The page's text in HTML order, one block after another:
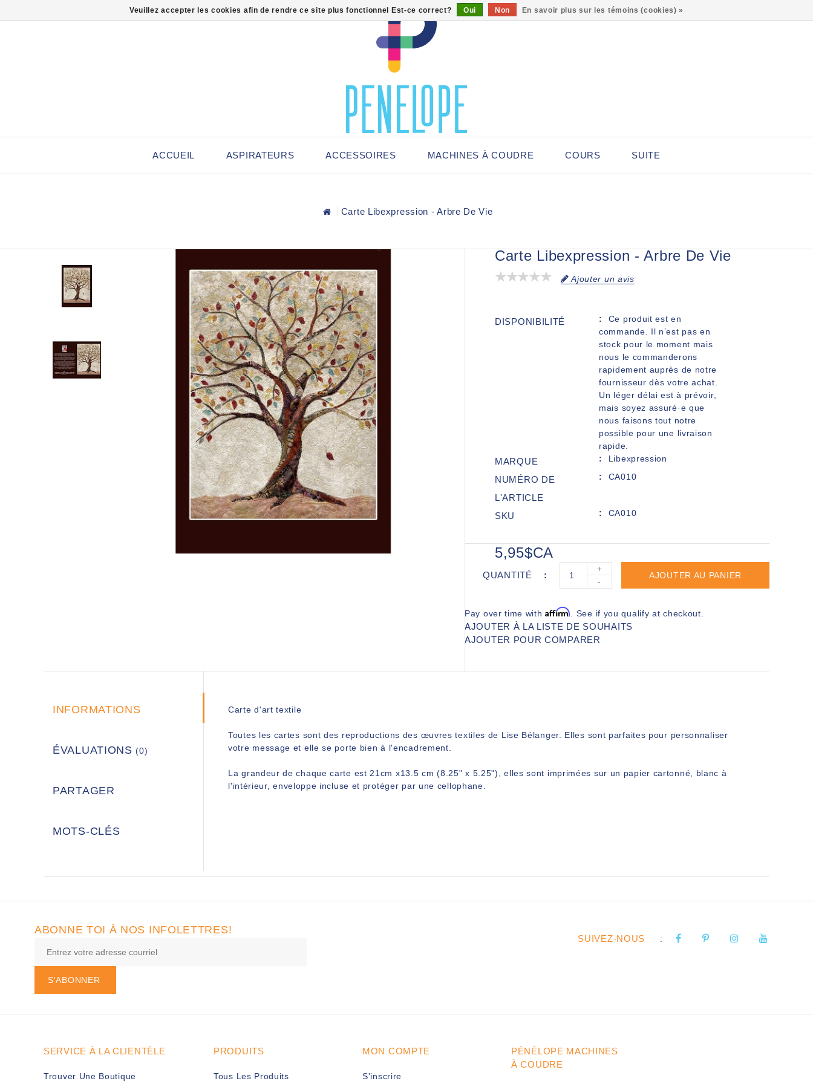
ACCUEIL ASPIRATEURS ACCESSOIRES MACHINES À COUDRE COURS SUITE
Carte Libexpression - Arbre De Vie
Carte Libexpression - Arbre De Vie
Ajouter un avis
DISPONIBILITÉ
Ce produit est en
commande. Il n’est pas en
stock pour le moment mais
nous le commanderons
rapidement auprès de notre
fournisseur dès votre achat.
Un léger délai est à prévoir,
mais soyez assuré·e que
nous faisons tout notre
possible pour une livraison
rapide.
MARQUE Libexpression
NUMÉRO DE
L'ARTICLE
CA010
SKU CA010
5,95$CA
QUANTITÉ
+
-
AJOUTER AU PANIER
Pay over time withAffirm . See if you qualify at checkout.
AJOUTER À LA LISTE DE SOUHAITS
AJOUTER POUR COMPARER
INFORMATIONS
ÉVALUATIONS(0)
PARTAGER
MOTS-CLÉS
Carte d'art textile
Toutes les cartes sont des reproductions des œuvres textiles de Lise Bélanger. Elles sont parfaites pour personnaliser
votre message et elle se porte bien à l'encadrement.
La grandeur de chaque carte est 21cm x13.5 cm (8.25" x 5.25"), elles sont imprimées sur un papier cartonné, blanc à
l'intérieur, enveloppe incluse et protéger par une cellophane.
ABONNE TOI À NOS INFOLETTRES!
S'ABONNER
SUIVEZ-NOUS :
SERVICE À LA CLIENTÈLE
Trouver Une Boutique
PRODUITS
Tous Les Produits
MON COMPTE
S'inscrire
PÉNÉLOPE MACHINES
À COUDRE
Veuillez accepter les cookies afin de rendre ce site plus fonctionnel Est-ce correct? Oui Non En savoir plus sur les témoins (cookies) »